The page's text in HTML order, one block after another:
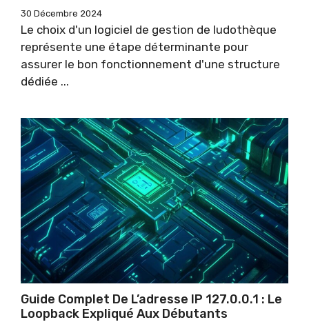
30 Décembre 2024
Le choix d'un logiciel de gestion de ludothèque
représente une étape déterminante pour
assurer le bon fonctionnement d'une structure
dédiée ...
Guide Complet De L’adresse IP 127.0.0.1 : Le
Loopback Expliqué Aux Débutants